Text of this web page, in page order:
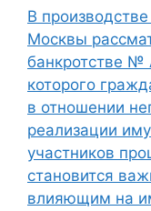
В
Москвы
банкротстве
которого
в отношении
реализации
участников
становится
влияющим на